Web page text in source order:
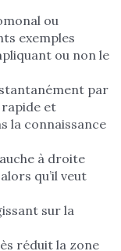
ou
exemples
ou non le
par
et
la connaissance
à droite
qu’il veut
sur la
réduit la zone